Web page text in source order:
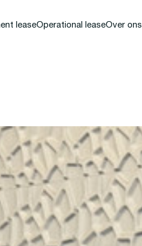
leaseOperational leaseOver ons